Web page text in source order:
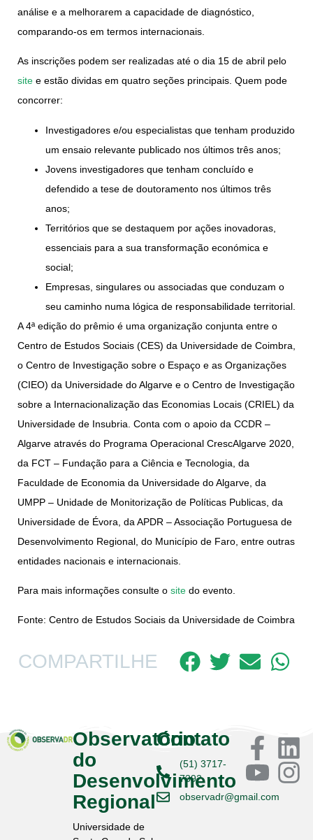
análise e a melhorarem a capacidade de diagnóstico,
comparando-os em termos internacionais.
As inscrições podem ser realizadas até o dia 15 de abril pelo
site e estão dividas em quatro seções principais. Quem pode
concorrer:
Investigadores e/ou especialistas que tenham produzido
um ensaio relevante publicado nos últimos três anos;
Jovens investigadores que tenham concluído e
defendido a tese de doutoramento nos últimos três
anos;
Territórios que se destaquem por ações inovadoras,
essenciais para a sua transformação económica e
social;
Empresas, singulares ou associadas que conduzam o
seu caminho numa lógica de responsabilidade territorial.
A 4ª edição do prêmio é uma organização conjunta entre o
Centro de Estudos Sociais (CES) da Universidade de Coimbra,
o Centro de Investigação sobre o Espaço e as Organizações
(CIEO) da Universidade do Algarve e o Centro de Investigação
sobre a Internacionalização das Economias Locais (CRIEL) da
Universidade de Insubria. Conta com o apoio da CCDR –
Algarve através do Programa Operacional CrescAlgarve 2020,
da FCT – Fundação para a Ciência e Tecnologia, da
Faculdade de Economia da Universidade do Algarve, da
UMPP – Unidade de Monitorização de Políticas Publicas, da
Universidade de Évora, da APDR – Associação Portuguesa de
Desenvolvimento Regional, do Município de Faro, entre outras
entidades nacionais e internacionais.
Para mais informações consulte o site do evento.
Fonte: Centro de Estudos Sociais da Universidade de Coimbra
COMPARTILHE
Observatório
do
Desenvolvimento
Regional
Universidade de
Contato
(51) 3717-
7392
observadr@gmail.com